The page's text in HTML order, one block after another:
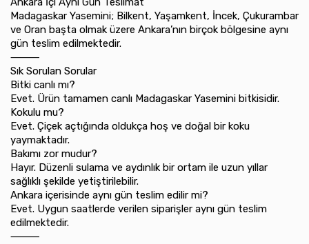
Madagaskar Yasemini; Bilkent, Yaşamkent, İncek, Çukurambar
ve Oran başta olmak üzere Ankara’nın birçok bölgesine aynı
gün teslim edilmektedir.
⸻
Sık Sorulan Sorular
Bitki canlı mı?
Evet. Ürün tamamen canlı Madagaskar Yasemini bitkisidir.
Kokulu mu?
Evet. Çiçek açtığında oldukça hoş ve doğal bir koku
yaymaktadır.
Bakımı zor mudur?
Hayır. Düzenli sulama ve aydınlık bir ortam ile uzun yıllar
sağlıklı şekilde yetiştirilebilir.
Ankara içerisinde aynı gün teslim edilir mi?
Evet. Uygun saatlerde verilen siparişler aynı gün teslim
edilmektedir.
⸻